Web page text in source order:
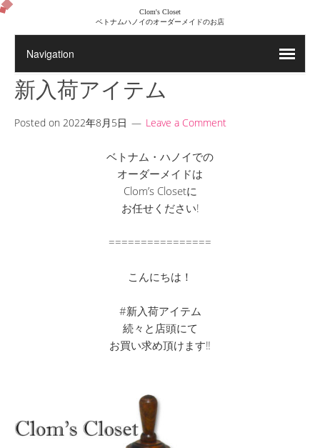
Clom's Closet
ベトナムハノイのオーダーメイドのお店
新入荷アイテム
Posted on 2022年8月5日 Leave a Comment
ベトナム・ハノイでの
オーダーメイドは
Clom’s Closetに
お任せください!
================
こんにちは！
#新入荷アイテム
続々と店頭にて
お買い求め頂けます‼︎